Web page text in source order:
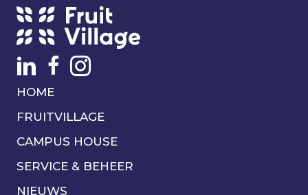
HOME
FRUITVILLAGE
CAMPUS HOUSE
SERVICE & BEHEER
NIEUWS